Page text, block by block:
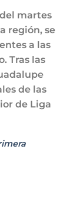
martes
región, se
a las
Tras las
de las
de Liga